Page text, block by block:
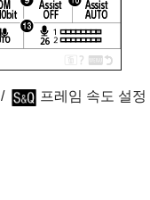
/ 프레임 속도 설정